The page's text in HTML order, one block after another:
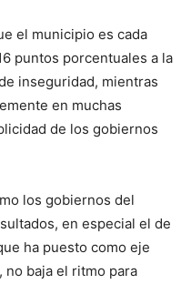
el municipio es cada
puntos porcentuales a la
inseguridad, mientras
en muchas
de los gobiernos
los gobiernos del
en especial el de
ha puesto como eje
no baja el ritmo para